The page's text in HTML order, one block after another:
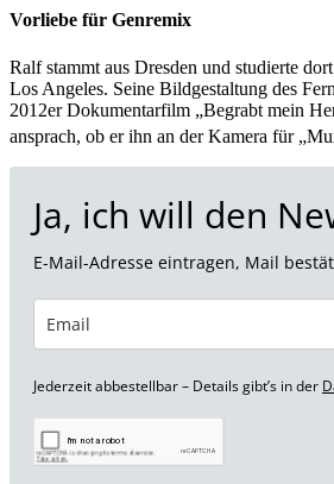
Vorliebe für Genremix
Ralf stammt aus Dresden und studierte
Los Angeles. Seine Bildgestaltung des
2012er Dokumentarfilm „Begrabt mein
ansprach, ob er ihn an der Kamera für
Ja, ich will den
E-Mail-Adresse eintragen, Mail
Jederzeit abbestellbar – Details gibt’s in der